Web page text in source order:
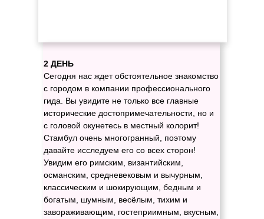
2 ДЕНЬ
Сегодня нас ждет обстоятельное знакомство
с городом в компании профессионального
гида. Вы увидите не только все главные
исторические достопримечательности, но и
с головой окунетесь в местный колорит!
Стамбул очень многогранный, поэтому
давайте исследуем его со всех сторон!
Увидим его римским, византийским,
османским, средневековым и вычурным,
классическим и шокирующим, бедным и
богатым, шумным, весёлым, тихим и
завораживающим, гостеприимным, вкусным,